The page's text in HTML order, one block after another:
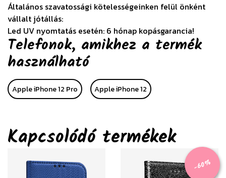
Általános szavatossági kötelességeinken felül önként
vállalt jótállás:
Led UV nyomtatás esetén: 6 hónap kopásgarancia!
Telefonok, amikhez a termék
használható
Apple iPhone 12 Pro Apple iPhone 12
Kapcsolódó termékek
-60%